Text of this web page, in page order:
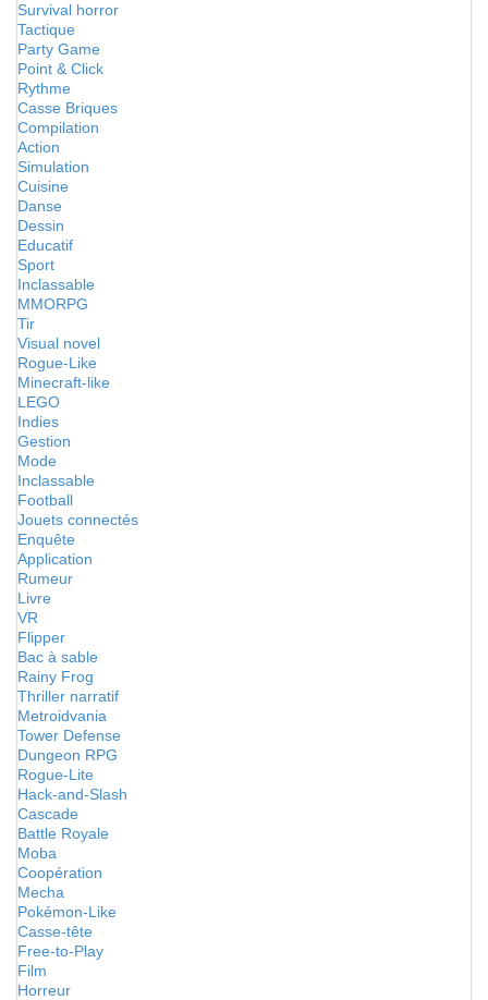
Survival horror
Tactique
Party Game
Point & Click
Rythme
Casse Briques
Compilation
Action
Simulation
Cuisine
Danse
Dessin
Educatif
Sport
Inclassable
MMORPG
Tir
Visual novel
Rogue-Like
Minecraft-like
LEGO
Indies
Gestion
Mode
Inclassable
Football
Jouets connectés
Enquête
Application
Rumeur
Livre
VR
Flipper
Bac à sable
Rainy Frog
Thriller narratif
Metroidvania
Tower Defense
Dungeon RPG
Rogue-Lite
Hack-and-Slash
Cascade
Battle Royale
Moba
Coopération
Mecha
Pokémon-Like
Casse-tête
Free-to-Play
Film
Horreur